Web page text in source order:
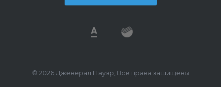
© 2026 Дженерал Пауэр, Все права защищены